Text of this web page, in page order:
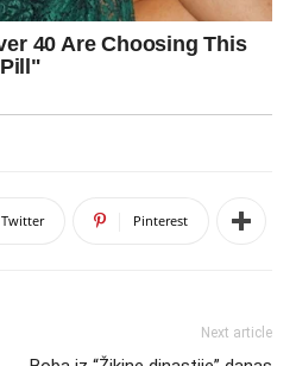
Twitter Pinterest
Next article